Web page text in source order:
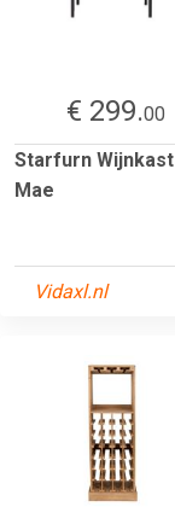
€ 299.00
Starfurn Wijnkast
Mae
Vidaxl.nl